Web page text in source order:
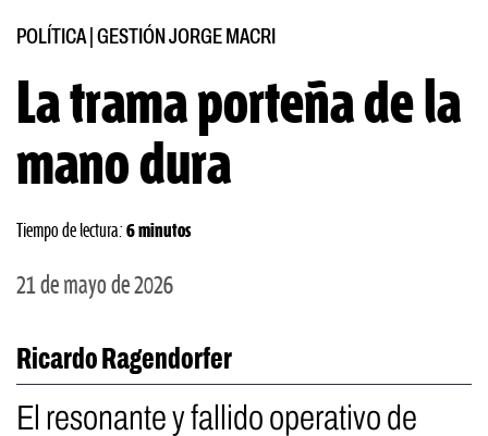
POLÍTICA| GESTIÓN JORGE MACRI
La trama porteña de la
mano dura
Tiempo de lectura: 6 minutos
21 de mayo de 2026
Ricardo Ragendorfer
El resonante y fallido operativo de